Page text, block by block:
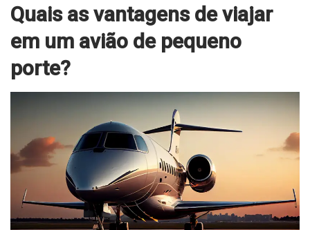
Quais as vantagens de viajar
em um avião de pequeno
porte?